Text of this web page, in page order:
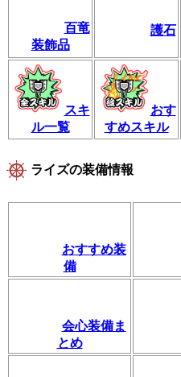
百竜
装飾品
護石
スキ
ル一覧
おす
すめスキル
ライズの装備情報
おすすめ装
備
会心装備ま
とめ